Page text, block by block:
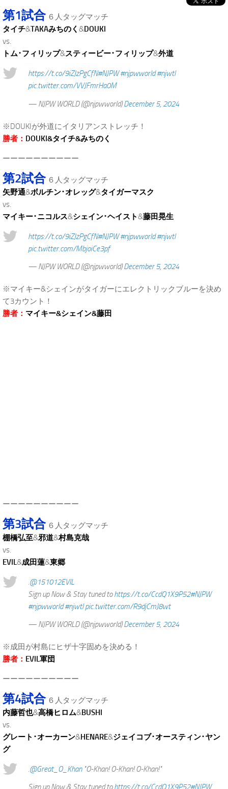
第1試合６人タッグマッチ
タイチ&TAKAみちのく &DOUKI
vs.
トム･フィリップ&スティービー･フィリップ&外道
https://t.co/9iZJzPgCfN#NJPW #njpwworld #njwtl
pic.twitter.com/VVJFmrHa0M
— NJPW WORLD (@njpwworld)December 5, 2024
※DOUKIが外道にイタリアンストレッチ！
勝者： DOUKI&タイチ&みちのく
ーーーーーーーーーー
第2試合６人タッグマッチ
矢野通&ボルチン･オレッグ&タイガーマスク
vs.
マイキー･ニコルス&シェイン･ヘイスト&藤田晃生
https://t.co/9iZJzPgCfN#NJPW #njpwworld #njwtl
pic.twitter.com/MbjoiCe3pf
— NJPW WORLD (@njpwworld)December 5, 2024
※マイキー&シェインがタイガーにエレクトリックブルーを決め
て3カウント！
勝者： マイキー&シェイン&藤田
ーーーーーーーーーー
第3試合６人タッグマッチ
棚橋弘至&邪道&村島克哉
vs.
EVIL&成田蓮&東郷
.@151012EVIL
Sign up Now & Stay tuned tohttps://t.co/CcdQ1X9P52#NJPW
#njpwworld #njwtl pic.twitter.com/R9djCmJ8wt
— NJPW WORLD (@njpwworld)December 5, 2024
※成田が村島にヒザ十字固めを決める！
勝者： EVIL軍団
ーーーーーーーーーー
第4試合６人タッグマッチ
内藤哲也&高橋ヒロム&BUSHI
vs.
グレート･オーカーン&HENARE&ジェイコブ･オースティン･ヤン
グ
.@Great_O_Khan"O-Khan! O-Khan! O-Khan!"
Sign up Now & Stay tuned tohttps://t.co/CcdQ1X9P52#NJPW